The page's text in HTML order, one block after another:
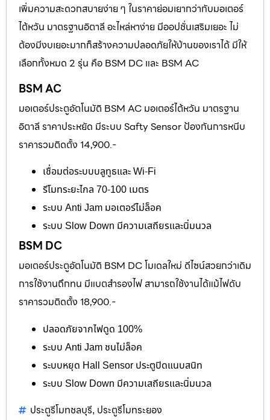
เพิ่มความสะดวกสบายง่าย ๆ ในราคาย่อมเยากว่ากับมอเตอร์
ไต้หวัน มาตรฐานอิตาลี อะไหล่หาง่าย มีออปชั่นเสริมเยอะ ไม่
ต้องมีงบเยอะมากก็สร้างความปลอดภัยให้บ้านของเราได้ มีให้
เลือกทั้งหมด 2 รุ่น คือ BSM DC และ BSM AC
BSM AC
มอเตอร์ประตูอัตโนมัติ BSM AC มอเตอร์ไต้หวัน มาตรฐาน
อิตาลี ราคาประหยัด มีระบบ Safty Sensor ป้องกันการหนีบ
ราคารวมติดตั้ง 14,900.-
เชื่อมต่อระบบบลูทูธและ Wi-Fi
รีโมทระยะไกล 70-100 เมตร
ระบบ Anti Jam มอเตอร์ไม่ล็อค
ระบบ Slow Down มีความเสถียรและนิ่มนวล
BSM DC
มอเตอร์ประตูอัตโนมัติ BSM DC โมเดลใหม่ ดีไซน์สวยกว่าเดิม
การใช้งานถึกทน มีแบตสำรองไฟ สามารถใช้งานได้แม้ไฟดับ
ราคารวมติดตั้ง 18,900.-
ปลอดภัยจากไฟดูด 100%
ระบบ Anti Jam ชนไม่ล็อค
ระบบหยุด Hall Sensor ประตูปิดแนบสนิท
ระบบ Slow Down มีความเสถียรและนิ่มนวล
ประตูรีโมทชลบุรี, ประตูรีโมทระยอง